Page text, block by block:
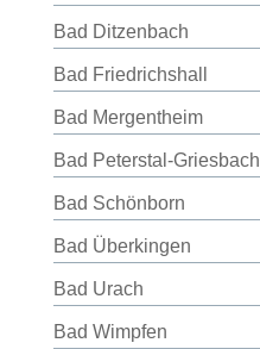
Bad Ditzenbach
Bad Friedrichshall
Bad Mergentheim
Bad Peterstal-Griesbach
Bad Schönborn
Bad Überkingen
Bad Urach
Bad Wimpfen